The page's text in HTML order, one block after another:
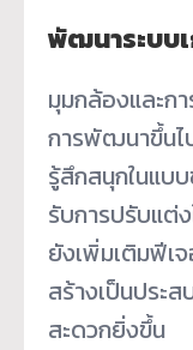
พัฒนาระบบ
มุมกล้องและก
การพัฒนาขึ้นไ
รู้สึกสนุกในแบ
รับการปรับแต่
ยังเพิ่มเติมฟีเ
สร้างเป็นประ
สะดวกยิ่งขึ้น